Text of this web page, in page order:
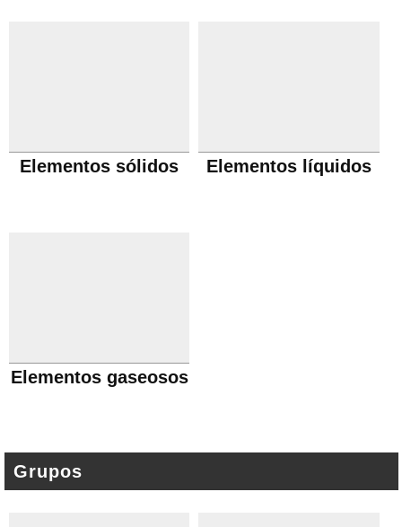
Elementos sólidos Elementos líquidos
Elementos gaseosos
Grupos